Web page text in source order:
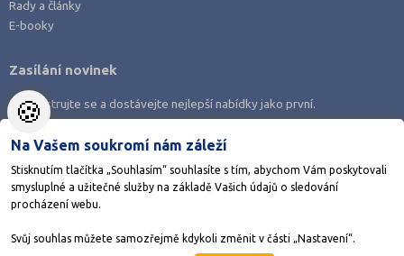
Stáhněte si aplikaci Adresář škol
Rady a články
E-booky
Zasílání novinek
Zaregistrujte se a dostávejte nejlepší nabídky jako první.
🍪
Na Vašem soukromí nám záleží
Stisknutím tlačítka „Souhlasím“ souhlasíte s tím, abychom Vám poskytovali
smysluplné a užitečné služby na základě Vašich údajů o sledování
procházení webu.
Svůj souhlas můžete samozřejmě kdykoli změnit v části „Nastavení“.